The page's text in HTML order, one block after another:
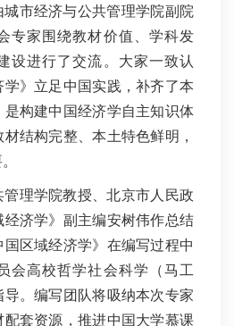
市经济与公共管理学院副院
专家围绕教材价值、学科发
设进行了交流。大家一致认
》立足中国实践，补齐了本
构建中国经济学自主知识体
结构完整、本土特色鲜明，
理学院教授、北京市人民政
经济学》副主编安树伟作总结
区域经济学》在编写过程中
会高校哲学社会科学（马工
。编写团队将吸纳本次专家
套资源，推进中国大学慕课